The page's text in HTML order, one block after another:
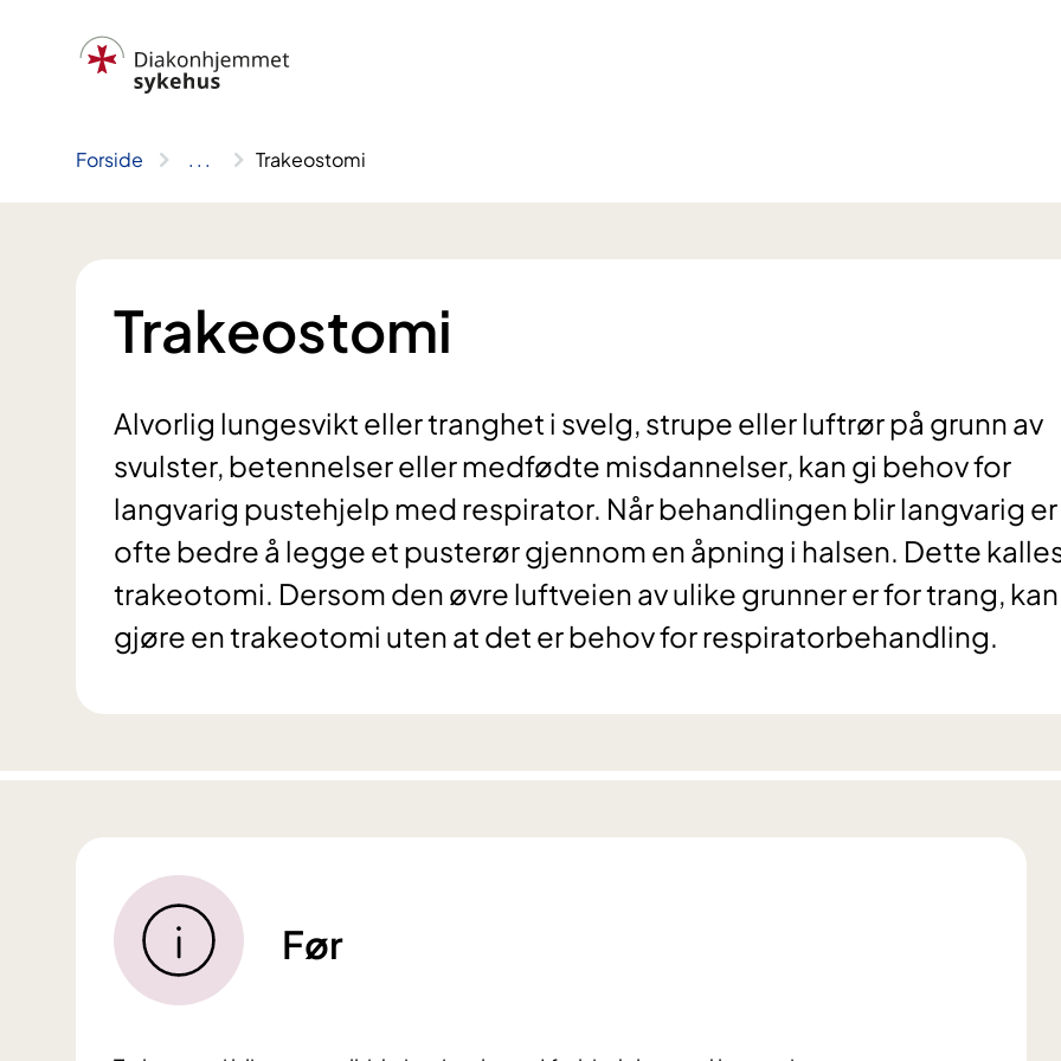
Forside .. . Trakeostomi
Trakeostomi
Alvorlig lungesvikt eller tranghet i svelg, strupe eller luftrør på grunn av
svulster, betennelser eller medfødte misdannelser, kan gi behov for
langvarig pustehjelp med respirator. Når behandlingen blir langvarig
ofte bedre å legge et pusterør gjennom en åpning i halsen. Dette
trakeotomi. Dersom den øvre luftveien av ulike grunner er for trang,
gjøre en trakeotomi uten at det er behov for respiratorbehandling.
Før